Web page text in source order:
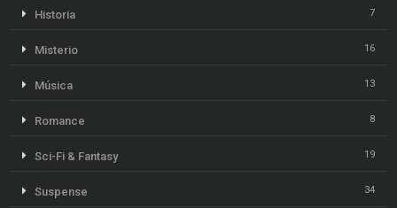
Historia 7
Misterio 16
Música 13
Romance 8
Sci-Fi & Fantasy 19
Suspense 34